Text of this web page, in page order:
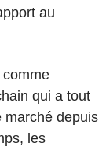
au
qui a tout
marché depuis
les